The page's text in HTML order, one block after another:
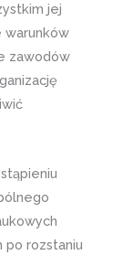
jej
warunków
zawodów
po rozstaniu